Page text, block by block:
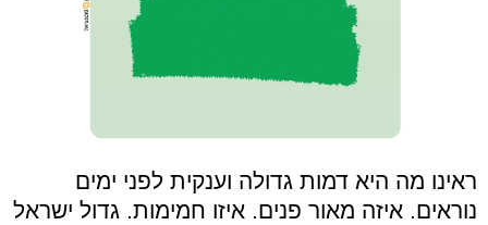
ראינו מה היא דמות גדולה וענקית לפני ימים
נוראים. איזה מאור פנים. איזו חמימות. גדול ישראל